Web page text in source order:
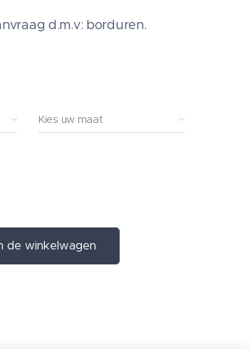
d.m.v: borduren.
Kies uw maat
de winkelwagen